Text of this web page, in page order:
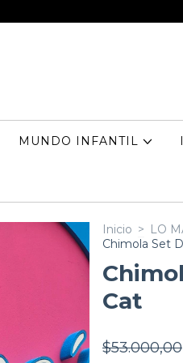
MUNDO INFANTIL
Inicio > LO
Chimola Set
Cat
$53.000,00